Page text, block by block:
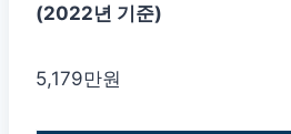
(2022년 기준)
5,179만원